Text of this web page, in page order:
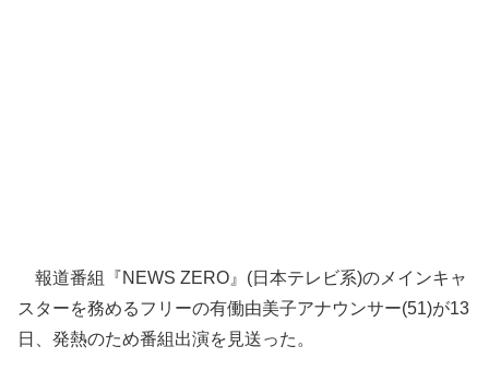
報道番組『NEWS ZERO』(日本テレビ系)のメインキャ
スターを務めるフリーの有働由美子アナウンサー(51)が13
日、発熱のため番組出演を見送った。